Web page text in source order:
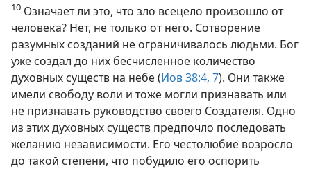
10 Означает ли это, что зло всецело произошло от
человека? Нет, не только от него. Сотворение
разумных созданий не ограничивалось людьми. Бог
уже создал до них бесчисленное количество
духовных существ на небе (Иов 38:4, 7). Они также
имели свободу воли и тоже могли признавать или
не признавать руководство своего Создателя. Одно
из этих духовных существ предпочло последовать
желанию независимости. Его честолюбие возросло
до такой степени, что побудило его оспорить